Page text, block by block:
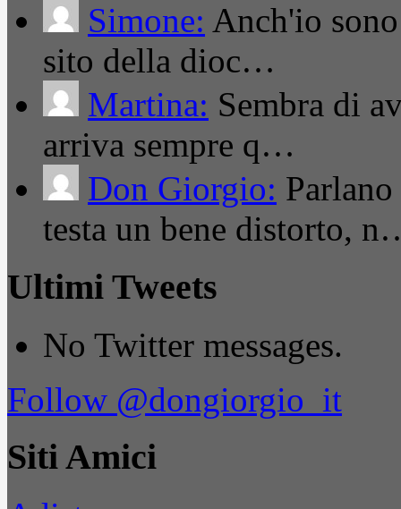
Simone: Anch'io
sito della dioc…
Martina: Sembra di
arriva sempre q…
Don Giorgio:
testa un bene distorto,
Ultimi Tweets
No Twitter messages.
Follow @dongiorgio_it
Siti Amici